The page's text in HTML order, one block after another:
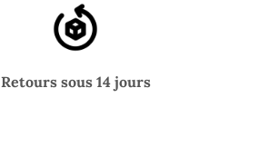
Retours sous 14 jours